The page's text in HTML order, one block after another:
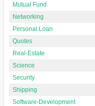
Mutual Fund
Networking
Personal Loan
Quotes
Real-Estate
Science
Security
Shipping
Software-Development